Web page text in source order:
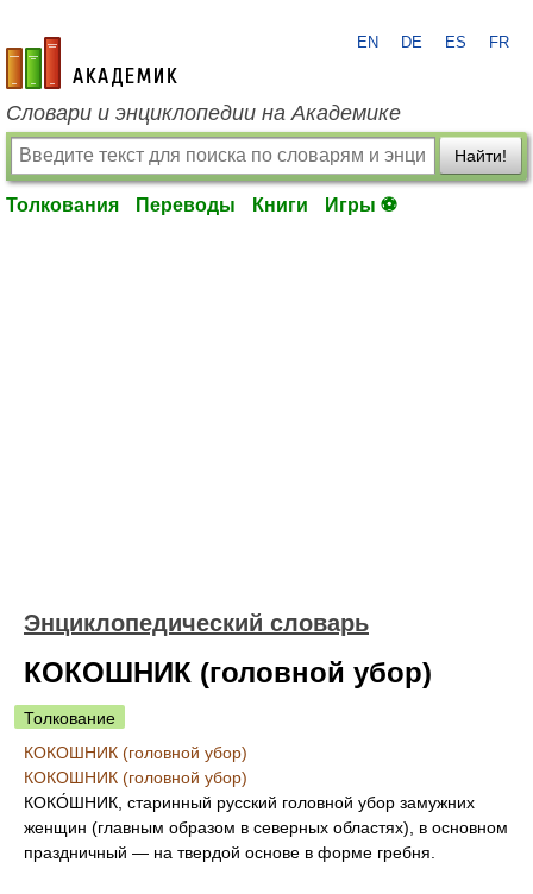
academic.ru
EN DE ES FR
Словари и энциклопедии на Академике
Найти!
Толкования Переводы Книги Игры ⚽
Энциклопедический словарь
КОКОШНИК (головной убор)
Толкование
КОКОШНИК (головной убор)
КОКОШНИК (головной убор)
КОКО́ШНИК, старинный русский головной убор замужних
женщин (главным образом в северных областях), в основном
праздничный — на твердой основе в форме гребня.